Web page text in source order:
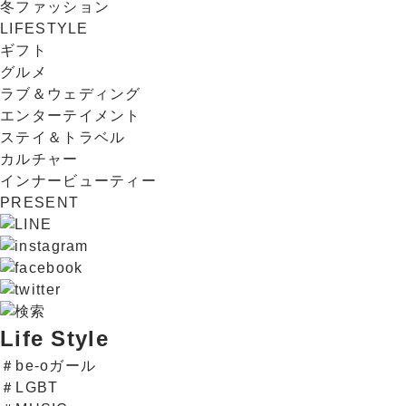
冬ファッション
LIFESTYLE
ギフト
グルメ
ラブ＆ウェディング
エンターテイメント
ステイ＆トラベル
カルチャー
インナービューティー
PRESENT
Life Style
＃be-oガール
＃LGBT